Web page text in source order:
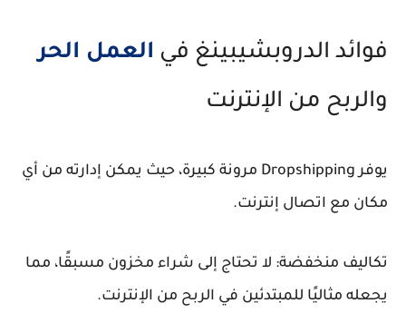
فوائد الدروبشيبينغ في العمل الحر
والربح من الإنترنت
يوفر Dropshipping مرونة كبيرة، حيث يمكن إدارته من أي
مكان مع اتصال إنترنت.
تكاليف منخفضة: لا تحتاج إلى شراء مخزون مسبقًا، مما
يجعله مثاليًا للمبتدئين في الربح من الإنترنت.